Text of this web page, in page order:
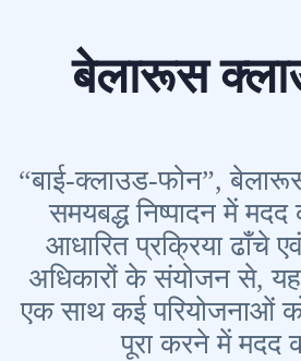
बेलारूस
“बाई-क्लाउड-फोन”,
समयबद्ध निष्पादन में
आधारित प्रक्रिया ढाँचे
अधिकारों के संयोजन से, यह
एक साथ कई परियोजनाओं
पूरा करने में मदद